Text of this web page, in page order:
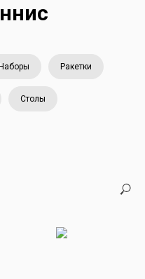
Наборы Ракетки
Столы